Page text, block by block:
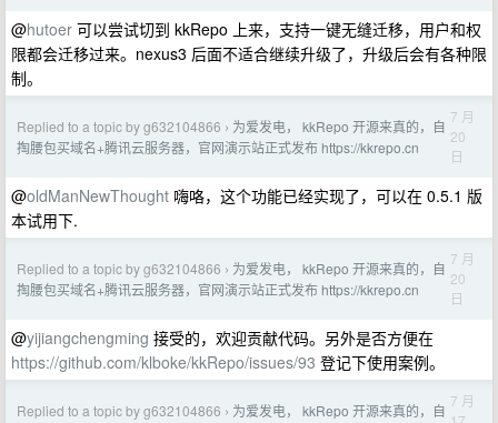
@hutoer 可以尝试切到 kkRepo 上来，支持一键无缝迁移，用户和权
限都会迁移过来。nexus3 后面不适合继续升级了，升级后会有各种限
制。
Replied to a topic by g632104866 › 为爱发电， kkRepo 开源来真的，自
掏腰包买域名+腾讯云服务器，官网演示站正式发布 https://kkrepo.cn
7 月
20
日
@oldManNewThought 嗨咯，这个功能已经实现了，可以在 0.5.1 版
本试用下.
Replied to a topic by g632104866 › 为爱发电， kkRepo 开源来真的，自
掏腰包买域名+腾讯云服务器，官网演示站正式发布 https://kkrepo.cn
7 月
20
日
@yijiangchengming 接受的，欢迎贡献代码。另外是否方便在
https://github.com/klboke/kkRepo/issues/93 登记下使用案例。
Replied to a topic by g632104866 › 为爱发电， kkRepo 开源来真的，自 7 月